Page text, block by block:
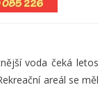
voda čeká letos
areál se měl